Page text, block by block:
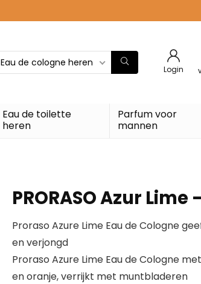
Eau de cologne heren
Login
Eau de toilette
heren
Parfum voor
mannen
PRORASO Azur Lime
Proraso Azure Lime Eau de Cologne
en verjongd
Proraso Azure Lime Eau de Cologne
en oranje, verrijkt met muntbladeren